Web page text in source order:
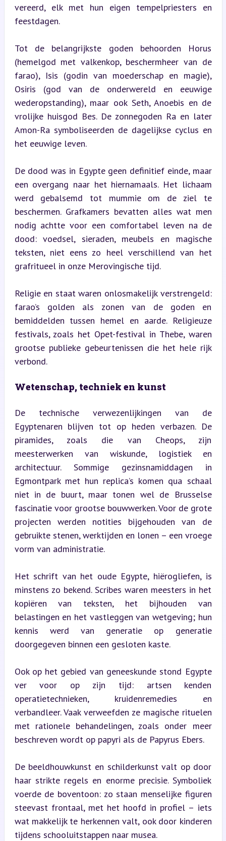
vereerd, elk met hun eigen tempelpriesters en
feestdagen.
Tot de belangrijkste goden behoorden Horus
(hemelgod met valkenkop, beschermheer van de
farao), Isis (godin van moederschap en magie),
Osiris (god van de onderwereld en eeuwige
wederopstanding), maar ook Seth, Anoebis en de
vrolijke huisgod Bes. De zonnegoden Ra en later
Amon-Ra symboliseerden de dagelijkse cyclus en
het eeuwige leven.
De dood was in Egypte geen definitief einde, maar
een overgang naar het hiernamaals. Het lichaam
werd gebalsemd tot mummie om de ziel te
beschermen. Grafkamers bevatten alles wat men
nodig achtte voor een comfortabel leven na de
dood: voedsel, sieraden, meubels en magische
teksten, niet eens zo heel verschillend van het
grafritueel in onze Merovingische tijd.
Religie en staat waren onlosmakelijk verstrengeld:
farao’s golden als zonen van de goden en
bemiddelden tussen hemel en aarde. Religieuze
festivals, zoals het Opet-festival in Thebe, waren
grootse publieke gebeurtenissen die het hele rijk
verbond.
Wetenschap, techniek en kunst
De technische verwezenlijkingen van de
Egyptenaren blijven tot op heden verbazen. De
piramides, zoals die van Cheops, zijn
meesterwerken van wiskunde, logistiek en
architectuur. Sommige gezinsnamiddagen in
Egmontpark met hun replica’s komen qua schaal
niet in de buurt, maar tonen wel de Brusselse
fascinatie voor grootse bouwwerken. Voor de grote
projecten werden notities bijgehouden van de
gebruikte stenen, werktijden en lonen – een vroege
vorm van administratie.
Het schrift van het oude Egypte, hiërogliefen, is
minstens zo bekend. Scribes waren meesters in het
kopiëren van teksten, het bijhouden van
belastingen en het vastleggen van wetgeving; hun
kennis werd van generatie op generatie
doorgegeven binnen een gesloten kaste.
Ook op het gebied van geneeskunde stond Egypte
ver voor op zijn tijd: artsen kenden
operatietechnieken, kruidenremedies en
verbandleer. Vaak verweefden ze magische rituelen
met rationele behandelingen, zoals onder meer
beschreven wordt op papyri als de Papyrus Ebers.
De beeldhouwkunst en schilderkunst valt op door
haar strikte regels en enorme precisie. Symboliek
voerde de boventoon: zo staan menselijke figuren
steevast frontaal, met het hoofd in profiel – iets
wat makkelijk te herkennen valt, ook door kinderen
tijdens schooluitstappen naar musea.